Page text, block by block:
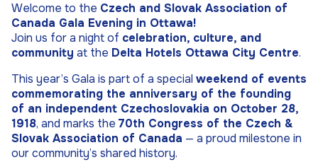
Welcome to the Czech and Slovak Association of
Canada Gala Evening in Ottawa!
Join us for a night of celebration, culture, and
community at the Delta Hotels Ottawa City Centre.
This year’s Gala is part of a special weekend of events
commemorating the anniversary of the founding
of an independent Czechoslovakia on October 28,
1918, and marks the 70th Congress of the Czech &
Slovak Association of Canada — a proud milestone in
our community’s shared history.